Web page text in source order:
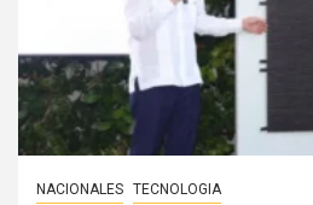
NACIONALES TECNOLOGIA